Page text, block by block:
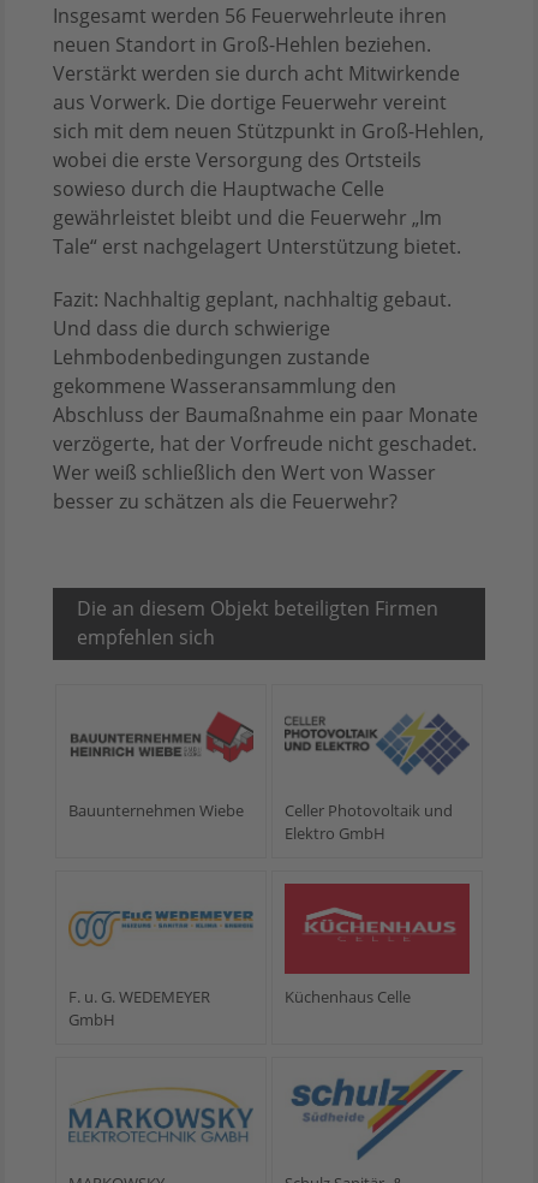
Insgesamt werden 56 Feuerwehrleute ihren
neuen Standort in Groß-Hehlen beziehen.
Verstärkt werden sie durch acht Mitwirkende
aus Vorwerk. Die dortige Feuerwehr vereint
sich mit dem neuen Stützpunkt in Groß-Hehlen,
wobei die erste Versorgung des Ortsteils
sowieso durch die Hauptwache Celle
gewährleistet bleibt und die Feuerwehr „Im
Tale“ erst nachgelagert Unterstützung bietet.
Fazit: Nachhaltig geplant, nachhaltig gebaut.
Und dass die durch schwierige
Lehmbodenbedingungen zustande
gekommene Wasseransammlung den
Abschluss der Baumaßnahme ein paar Monate
verzögerte, hat der Vorfreude nicht geschadet.
Wer weiß schließlich den Wert von Wasser
besser zu schätzen als die Feuerwehr?
Die an diesem Objekt beteiligten Firmen
empfehlen sich
Bauunternehmen Wiebe
Celler Photovoltaik und
Elektro GmbH
F. u. G. WEDEMEYER
GmbH
Küchenhaus Celle